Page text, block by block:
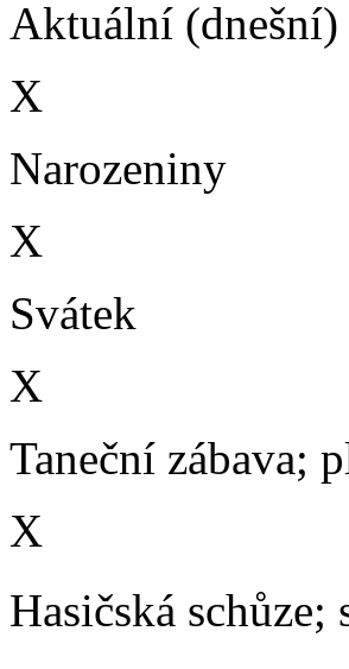
Aktuální (dnešní)
X
Narozeniny
X
Svátek
X
Taneční zábava;
X
Hasičská schůze;